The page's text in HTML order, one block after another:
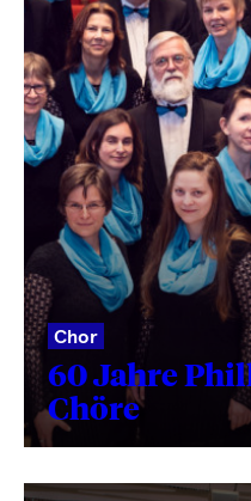
Chor
60 Jahre
Chöre